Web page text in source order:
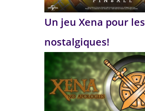
Un jeu Xena pour les
nostalgiques!